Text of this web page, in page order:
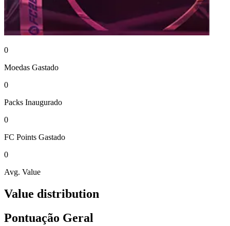
0
Moedas Gastado
0
Packs Inaugurado
0
FC Points Gastado
0
Avg. Value
Value distribution
Pontuação Geral